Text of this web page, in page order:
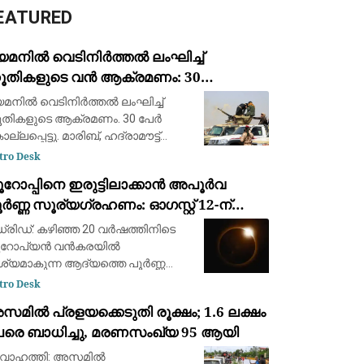
വെടിനിർത്തൽ ലംഘിച്ച്
വൻ ആക്രമണം: 30
കൊല്ലപ്പെട്ടു; 2022-ന്
ഏറ്റവും വലിയ ഏറ്റുമുട്ടൽ
വെടിനിർത്തൽ ലംഘിച്ച്
ആക്രമണം. 30 പേർ
മാരിബ്, ഹദ്രാമൗട്ട്
യെമൻ
ആക്രമണം. 2022ന്
വലിയ ആക്രമണമാണിത്
Desk
ഇരുട്ടിലാക്കാൻ അപൂർവ
സൂര്യഗ്രഹണം: ഓഗസ്റ്റ് 12-ന്
പ്രകൃതിയുടെ വിസ്മയക്കാഴ്ച
കഴിഞ്ഞ 20 വർഷത്തിനിടെ
വൻകരയിൽ
ആദ്യത്തെ പൂർണ്ണ
സാക്ഷ്യം
ഓഗസ്റ്റ് 12-നാണ്
സൂര്യനെ പൂർണ്ണമായി മറയ്ക
Desk
പ്രളയക്കെടുതി രൂക്ഷം; 1.6 ലക്ഷം
ബാധിച്ചു, മരണസംഖ്യ 95 ആയി
അസമിൽ